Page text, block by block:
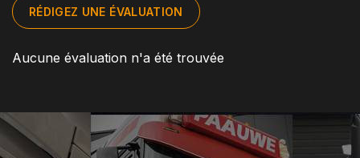
RÉDIGEZ UNE ÉVALUATION
Aucune évaluation n'a été trouvée